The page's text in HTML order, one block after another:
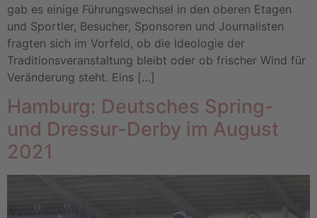
gab es einige Führungswechsel in den oberen Etagen
und Sportler, Besucher, Sponsoren und Journalisten
fragten sich im Vorfeld, ob die Ideologie der
Traditionsveranstaltung bleibt oder ob frischer Wind für
Veränderung steht. Eins […]
Hamburg: Deutsches Spring-
und Dressur-Derby im August
2021